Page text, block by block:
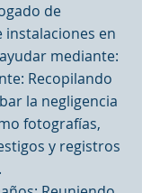
de
en
mediante:
Recopilando
la negligencia
fotografías,
y registros